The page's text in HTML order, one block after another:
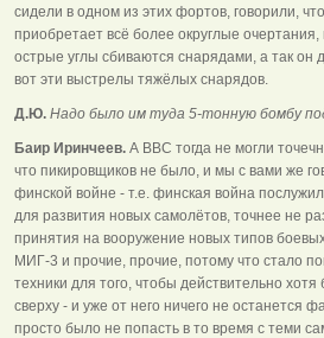
сидели в одном из этих фортов, говорили,
приобретает всё более округлые очертания,
острые углы сбиваются снарядами, а так он
вот эти выстрелы тяжёлых снарядов.
Д.Ю. Надо было им туда 5-тонную бомбу
Баир Иринчеев. А ВВС тогда не могли
что пикировщиков не было, и мы с вами же
финской войне - т.е. финская война
для развития новых самолётов, точнее не
принятия на вооружение новых типов
МИГ-3 и прочие, прочие, потому что стало
техники для того, чтобы действительно
сверху - и уже от него ничего не останется
просто было не попасть в то время с теми